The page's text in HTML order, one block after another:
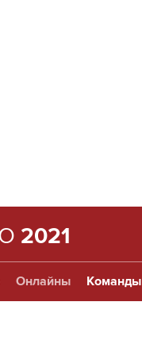
2021
Онлайны Команды